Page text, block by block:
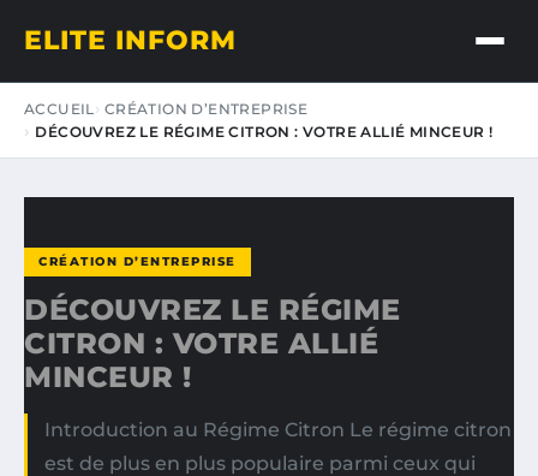
ELITE INFORM
ACCUEIL CRÉATION D’ENTREPRISE
DÉCOUVREZ LE RÉGIME CITRON : VOTRE ALLIÉ MINCEUR !
CRÉATION D’ENTREPRISE
DÉCOUVREZ LE RÉGIME
CITRON : VOTRE ALLIÉ
MINCEUR !
Introduction au Régime Citron Le régime citron
est de plus en plus populaire parmi ceux qui